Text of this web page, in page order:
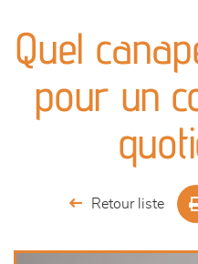
canapés et fauteuils
séjours
meubles de complément
chambres et dressing
Quel
pour un
Retour liste